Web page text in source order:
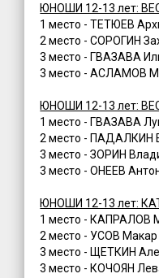
ЮНОШИ 12-13 лет:
1 место - ТЕТЮЕВ
2 место - СОРОГИН
3 место - ГВАЗАВА
3 место - АСЛАМОВ
ЮНОШИ 12-13 лет:
1 место - ГВАЗАВА
2 место - ПАДАЛКИН
3 место - ЗОРИН
3 место - ОНЕЕВ
ЮНОШИ 12-13 лет:
1 место - КАПРАЛОВ
2 место - УСОВ Макар
3 место - ЩЕТКИН
3 место - КОЧОЯН